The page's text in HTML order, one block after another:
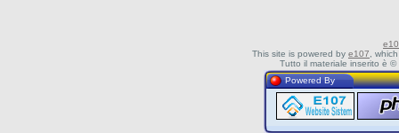
This site is powered by e107 ,
Tutto il materiale inserito è
Powered By